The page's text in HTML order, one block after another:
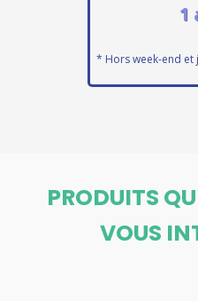
1
* Hors week-end et
PRODUITS
VOUS